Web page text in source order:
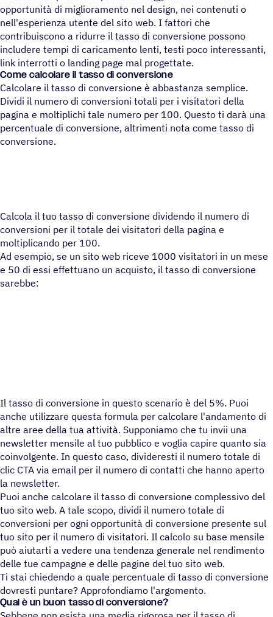
opportunità di miglioramento nel design, nei contenuti o
nell'esperienza utente del sito web. I fattori che
contribuiscono a ridurre il tasso di conversione possono
includere tempi di caricamento lenti, testi poco interessanti,
link interrotti o landing page mal progettate.
Come calcolare il tasso di conversione
Calcolare il tasso di conversione è abbastanza semplice.
Dividi il numero di conversioni totali per i visitatori della
pagina e moltiplichi tale numero per 100. Questo ti darà una
percentuale di conversione, altrimenti nota come tasso di
conversione.
Calcola il tuo tasso di conversione dividendo il numero di
conversioni per il totale dei visitatori della pagina e
moltiplicando per 100.
Ad esempio, se un sito web riceve 1000 visitatori in un mese
e 50 di essi effettuano un acquisto, il tasso di conversione
sarebbe:
Il tasso di conversione in questo scenario è del 5%. Puoi
anche utilizzare questa formula per calcolare l'andamento di
altre aree della tua attività. Supponiamo che tu invii una
newsletter mensile al tuo pubblico e voglia capire quanto sia
coinvolgente. In questo caso, divideresti il numero totale di
clic CTA via email per il numero di contatti che hanno aperto
la newsletter.
Puoi anche calcolare il tasso di conversione complessivo del
tuo sito web. A tale scopo, dividi il numero totale di
conversioni per ogni opportunità di conversione presente sul
tuo sito per il numero di visitatori. Il calcolo su base mensile
può aiutarti a vedere una tendenza generale nel rendimento
delle tue campagne e delle pagine del tuo sito web.
Ti stai chiedendo a quale percentuale di tasso di conversione
dovresti puntare? Approfondiamo l'argomento.
Qual è un buon tasso di conversione?